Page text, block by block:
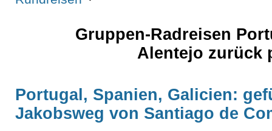
Gruppen-Radreisen
Alentejo zurück
Portugal, Spanien, Galicien:
Jakobsweg von Santiago de